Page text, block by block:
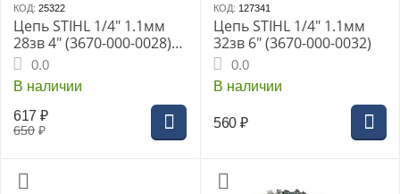
КОД: 25322
Цепь STIHL 1/4" 1.1мм
28зв 4" (3670-000-0028)
71PM3
0.0
В наличии
650 ₽
617 ₽
КОД: 127341
Цепь STIHL 1/4" 1.1мм
32зв 6" (3670-000-0032)
0.0
В наличии
560 ₽